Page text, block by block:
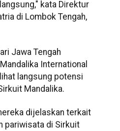
kata Direktur
di Lombok Tengah,
Jawa Tengah
International
langsung potensi
Mandalika.
dijelaskan terkait
pariwisata di Sirkuit